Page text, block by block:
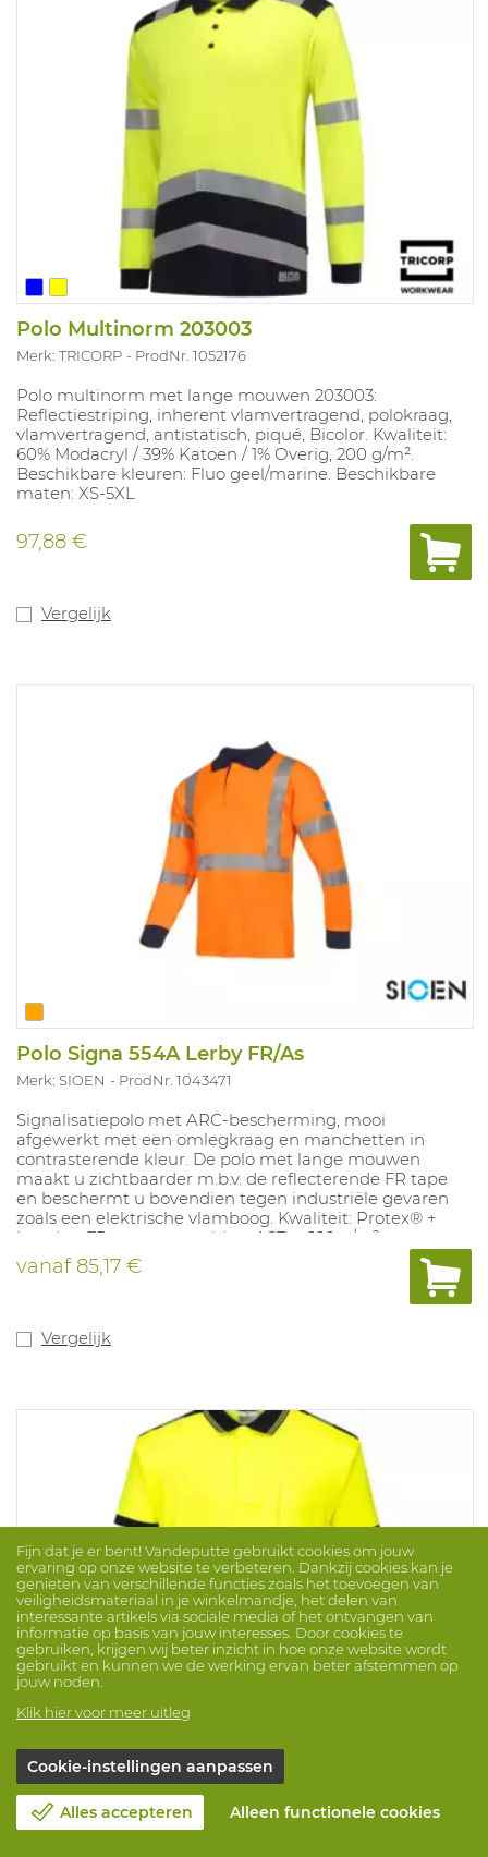
Polo Multinorm 203003
Merk: TRICORP ProdNr. 1052176
Polo multinorm met lange mouwen 203003:
Reflectiestriping, inherent vlamvertragend, polokraag,
vlamvertragend, antistatisch, piqué, Bicolor. Kwaliteit:
60% Modacryl / 39% Katoen / 1% Overig, 200 g/m².
Beschikbare kleuren: Fluo geel/marine. Beschikbare
maten: XS-5XL
97,88 €
Vergelijk
Polo Signa 554A Lerby FR/As
Merk: SIOEN ProdNr. 1043471
Signalisatiepolo met ARC-bescherming, mooi
afgewerkt met een omlegkraag en manchetten in
contrasterende kleur. De polo met lange mouwen
maakt u zichtbaarder m.b.v. de reflecterende FR tape
en beschermt u bovendien tegen industriële gevaren
zoals een elektrische vlamboog. Kwaliteit: Protex® +
Lenzing FR + para-aramide + AST; ± 220 g/m².
Beschikbare maten: S-5XL.
vanaf85,17 €
Vergelijk
Polo Signa Kat/PES T180
Merk: PORTWEST ProdNr. 1042667
Fijn dat je er bent! Vandeputte gebruikt cookies om jouw
ervaring op onze website te verbeteren. Dankzij cookies kan je
genieten van verschillende functies zoals het toevoegen van
veiligheidsmateriaal in je winkelmandje, het delen van
interessante artikels via sociale media of het ontvangen van
informatie op basis van jouw interesses. Door cookies te
gebruiken, krijgen wij beter inzicht in hoe onze website wordt
gebruikt en kunnen we de werking ervan beter afstemmen op
jouw noden.
Klik hier voor meer uitleg
Cookie-instellingen aanpassen
Alles accepteren Alleen functionele cookies